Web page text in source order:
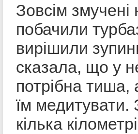
Зовсім змучені
побачили
вирішили
сказала, що у
потрібна
їм медитувати.
кілька